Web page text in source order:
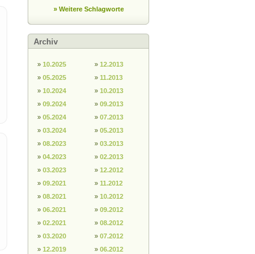
» Weitere Schlagworte
Archiv
» 10.2025
» 05.2025
» 10.2024
» 09.2024
» 05.2024
» 03.2024
» 08.2023
» 04.2023
» 03.2023
» 09.2021
» 08.2021
» 06.2021
» 02.2021
» 03.2020
» 12.2019
» 12.2013
» 11.2013
» 10.2013
» 09.2013
» 07.2013
» 05.2013
» 03.2013
» 02.2013
» 12.2012
» 11.2012
» 10.2012
» 09.2012
» 08.2012
» 07.2012
» 06.2012